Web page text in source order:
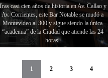
casi cien años de historia en Av. Callao y
Av. Corrientes, este Bar Notable se mudó a
Montevideo al 300 y sigue siendo la única
“academia” de la Ciudad que atiende las 24
horas.
1 2 3 4